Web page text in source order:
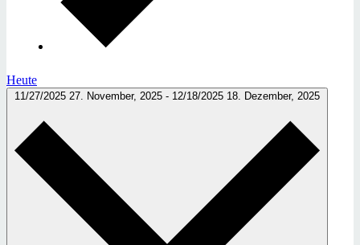
Heute
11/27/2025 27. November, 2025 - 12/18/2025 18. Dezember, 2025